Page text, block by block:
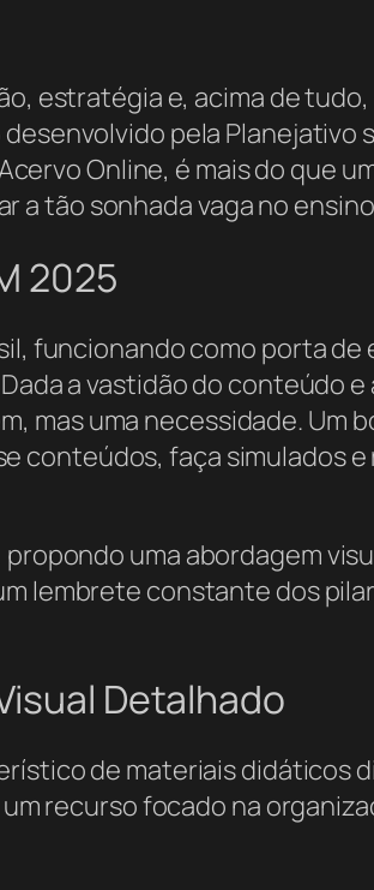
estratégia e, acima de
desenvolvido pela Planejativo
Online, é mais do que
a tão sonhada vaga no
2025
funcionando como porta de
a vastidão do conteúdo
mas uma necessidade. Um
conteúdos, faça simulados
uma abordagem
lembrete constante dos
Detalhado
de materiais didáticos
recurso focado na